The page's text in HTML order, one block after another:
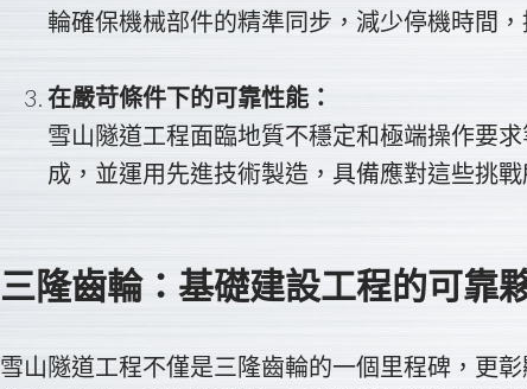
輪確保機械部件的精準同步，減少停機時間
在嚴苛條件下的可靠性能：
雪山隧道工程面臨地質不穩定和極端操作要
成，並運用先進技術製造，具備應對這些挑
三隆齒輪：基礎建設工程的可靠
雪山隧道工程不僅是三隆齒輪的一個里程碑，更